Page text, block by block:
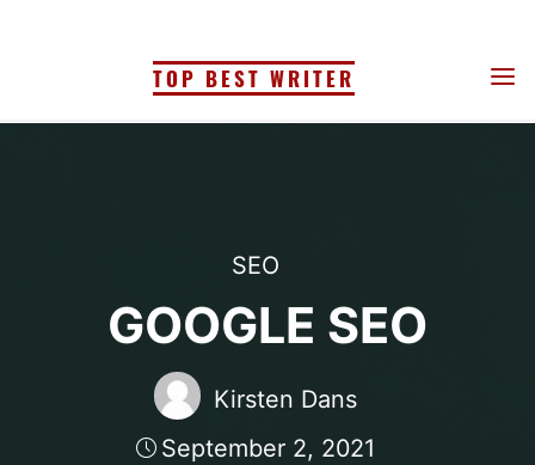
TOP BEST WRITER
SEO
GOOGLE SEO
Kirsten Dans
September 2, 2021